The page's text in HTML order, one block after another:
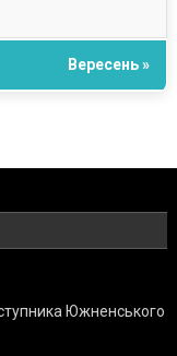
Вересень »
Южненського